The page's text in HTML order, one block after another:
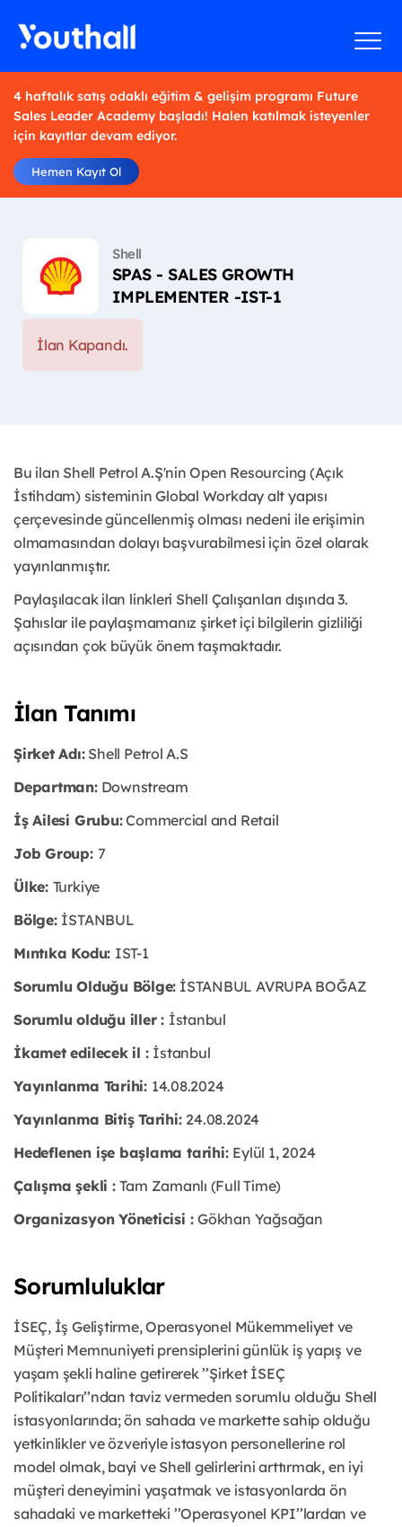
4 haftalık satış odaklı eğitim & gelişim programı Future
Sales Leader Academy başladı! Halen katılmak isteyenler
için kayıtlar devam ediyor.
Hemen Kayıt Ol
Shell
SPAS - SALES GROWTH
IMPLEMENTER -IST-1
İlan Kapandı.
Bu ilan Shell Petrol A.Ş'nin Open Resourcing (Açık
İstihdam) sisteminin Global Workday alt yapısı
çerçevesinde güncellenmiş olması nedeni ile erişimin
olmamasından dolayı başvurabilmesi için özel olarak
yayınlanmıştır.
Paylaşılacak ilan linkleri Shell Çalışanları dışında 3.
Şahıslar ile paylaşmamanız şirket içi bilgilerin gizliliği
açısından çok büyük önem taşmaktadır.
İlan Tanımı
Şirket Adı:Shell Petrol A.S
Departman:Downstream
İş Ailesi Grubu:Commercial and Retail
Job Group: 7
Ülke: Turkiye
Bölge: İSTANBUL
Mıntıka Kodu: IST-1
Sorumlu Olduğu Bölge: İSTANBUL AVRUPA BOĞAZ
Sorumlu olduğu iller : İstanbul
İkamet edilecek il : İstanbul
Yayınlanma Tarihi: 14.08.2024
Yayınlanma Bitiş Tarihi: 24.08.2024
Hedeflenen işe başlama tarihi: Eylül 1, 2024
Çalışma şekli :Tam Zamanlı (Full Time)
Organizasyon Yöneticisi :Gökhan Yağsağan
Sorumluluklar
İSEÇ, İş Geliştirme, Operasyonel Mükemmeliyet ve
Müşteri Memnuniyeti prensiplerini günlük iş yapış ve
yaşam şekli haline getirerek ’’Şirket İSEÇ
Politikaları’’ndan taviz vermeden sorumlu olduğu Shell
istasyonlarında; ön sahada ve markette sahip olduğu
yetkinlikler ve özveriyle istasyon personellerine rol
model olmak, bayi ve Shell gelirlerini arttırmak, en iyi
müşteri deneyimini yaşatmak ve istasyonlarda ön
sahadaki ve marketteki ’’Operasyonel KPI’’lardan ve